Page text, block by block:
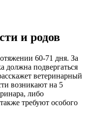
и родов
60-71 дня. За
должна подвергаться
ветеринарный
возникают на 5
либо
требуют особого